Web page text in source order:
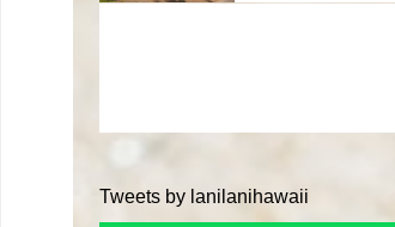
Tweets by lanilanihawaii